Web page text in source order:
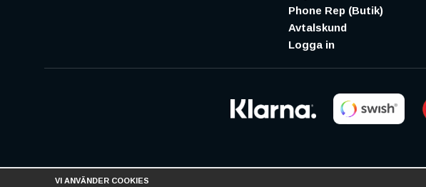
Phone Rep (Butik)
Avtalskund
Logga in
VI ANVÄNDER COOKIES